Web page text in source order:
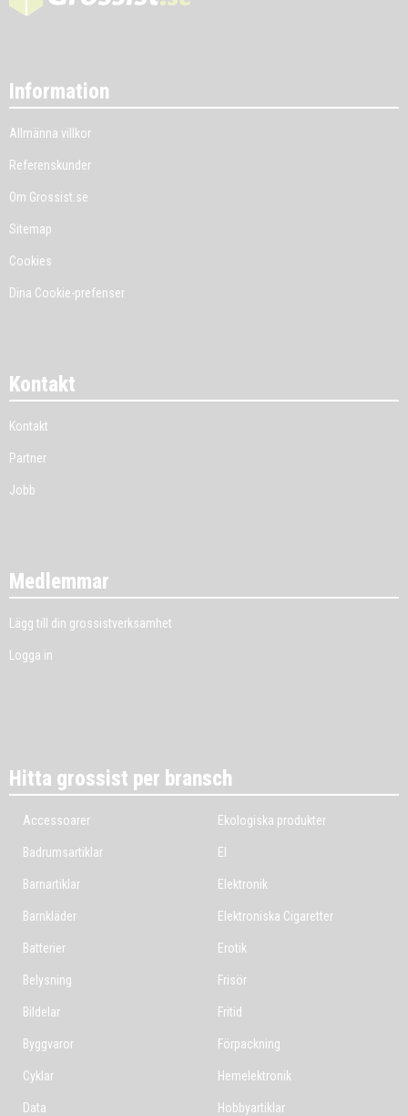
Information
Allmänna villkor
Referenskunder
Om Grossist.se
Sitemap
Cookies
Dina Cookie-prefenser
Kontakt
Kontakt
Partner
Jobb
Medlemmar
Lägg till din grossistverksamhet
Logga in
Hitta grossist per bransch
Accessoarer
Badrumsartiklar
Barnartiklar
Barnkläder
Batterier
Belysning
Bildelar
Byggvaror
Cyklar
Data
Ekologiska produkter
El
Elektronik
Elektroniska Cigaretter
Erotik
Frisör
Fritid
Förpackning
Hemelektronik
Hobbyartiklar